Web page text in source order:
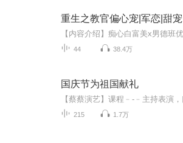
重生之教官偏心宠|军恋|甜宠
44 38.4万
国庆节为祖国献礼
215 1.7万